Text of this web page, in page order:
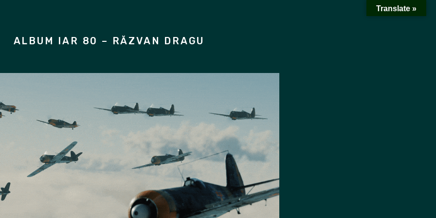
ALBUM IAR 80 – RĂZVAN DRAGU
Translate »